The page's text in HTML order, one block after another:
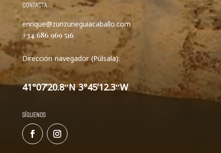
CONTACTA
enrique@zunzuneguiacaballo.com
+34 686 969 516
Dirección navegador (Púlsala):
41°07’20.8″N 3°45’12.3″W
SÍGUENOS